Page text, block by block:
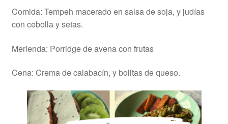
Comida: Tempeh macerado en salsa de soja, y judías
con cebolla y setas.
Merienda: Porridge de avena con frutas
Cena: Crema de calabacín, y bolitas de queso.